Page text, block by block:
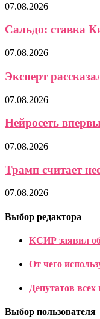
07.08.2026
Сальдо: ставка
07.08.2026
Эксперт
07.08.2026
Нейросеть
07.08.2026
Трамп считает
07.08.2026
Выбор редактора
КСИР заявил
От чего
Депутатов
Выбор пользователя